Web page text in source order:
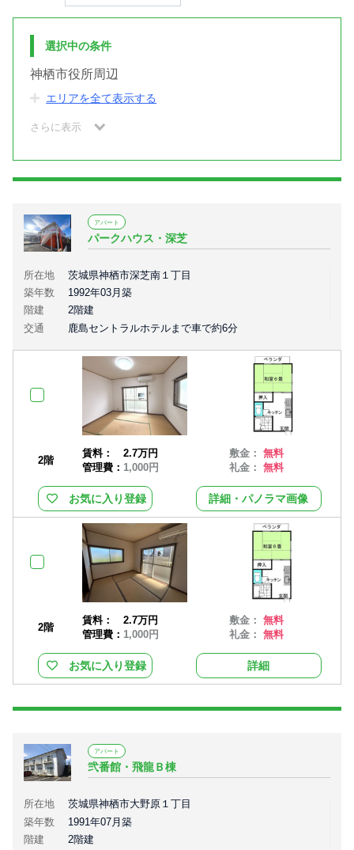
アパート
パークハウス・深芝
所在地
茨城県神栖市深芝南１丁目
築年数
1992年03月築
階建
2階建
交通
鹿島セントラルホテルまで車で約6分
2階
賃料：
2.7万円
管理費： 1,000円
敷金：無料
礼金：無料
お気に入り登録 詳細・パノラマ画像
2階
賃料：
2.7万円
管理費： 1,000円
敷金：無料
礼金：無料
お気に入り登録 詳細
アパート
弐番館・飛龍Ｂ棟
所在地
茨城県神栖市大野原１丁目
築年数
1991年07月築
階建
2階建
選択中の条件
神栖市役所周辺
エリアを全て表示する
さらに表示